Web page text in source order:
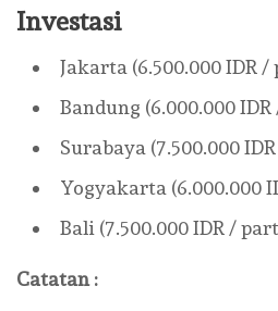
Investasi
Jakarta (6.500.000 IDR
Bandung (6.000.000
Surabaya (7.500.000
Yogyakarta (6.000.000
Bali (7.500.000 IDR /
Catatan :